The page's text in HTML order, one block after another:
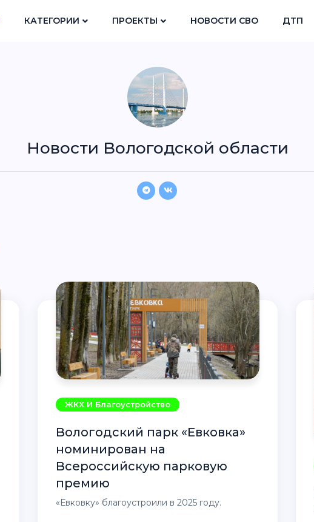
КАТЕГОРИИ ПРОЕКТЫ НОВОСТИ СВО ДТП
Новости Вологодской области
ЖКХ И Благоустройство
Вологодский парк «Евковка»
номинирован на
Всероссийскую парковую
премию
«Евковку» благоустроили в 2025 году.